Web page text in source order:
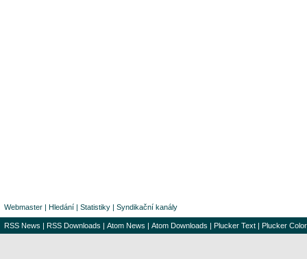
Webmaster | Hledání | Statistiky | Syndikační kanály
RSS News | RSS Downloads | Atom News | Atom Downloads | Plucker Text | Plucker Color